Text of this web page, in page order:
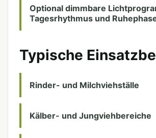
Optional dimmbare
Tagesrhythmus und
Typische
Rinder- und Milchviehställe
Kälber- und Jungviehbereiche